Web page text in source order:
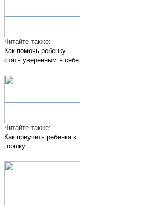
Читайте также:
Как помочь ребенку
стать уверенным в себе
Читайте также:
Как приучить ребенка к
горшку